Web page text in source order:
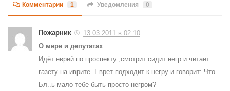
Комментарии 1 Уведомления 0
Пожарник
13.03.2011 в 02:10
О мере и депутатах
Идёт еврей по проспекту ,смотрит сидит негр и читает
газету на иврите. Еврет подходит к негру и говорит: Что
Бл..ь мало тебе быть просто негром?